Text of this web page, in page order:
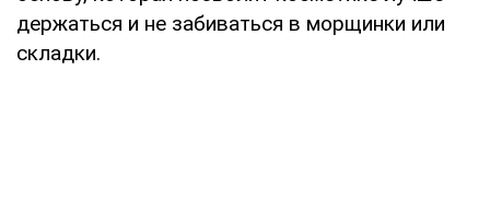
держаться и не забиваться в морщинки или
складки.